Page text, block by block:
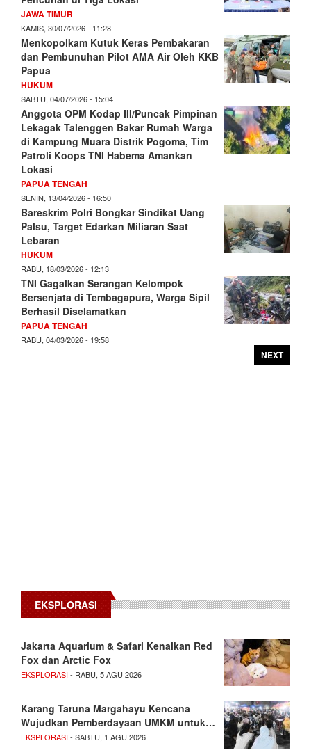
JAWA TIMUR
KAMIS, 30/07/2026 - 11:28
Menkopolkam Kutuk Keras Pembakaran
dan Pembunuhan Pilot AMA Air Oleh KKB
Papua
HUKUM
SABTU, 04/07/2026 - 15:04
Anggota OPM Kodap III/Puncak Pimpinan
Lekagak Talenggen Bakar Rumah Warga
di Kampung Muara Distrik Pogoma, Tim
Patroli Koops TNI Habema Amankan
Lokasi
PAPUA TENGAH
SENIN, 13/04/2026 - 16:50
Bareskrim Polri Bongkar Sindikat Uang
Palsu, Target Edarkan Miliaran Saat
Lebaran
HUKUM
RABU, 18/03/2026 - 12:13
TNI Gagalkan Serangan Kelompok
Bersenjata di Tembagapura, Warga Sipil
Berhasil Diselamatkan
PAPUA TENGAH
RABU, 04/03/2026 - 19:58
NEXT
EKSPLORASI
Jakarta Aquarium & Safari Kenalkan Red
Fox dan Arctic Fox
EKSPLORASI- RABU, 5 AGU 2026
Karang Taruna Margahayu Kencana
Wujudkan Pemberdayaan UMKM untuk…
EKSPLORASI- SABTU, 1 AGU 2026